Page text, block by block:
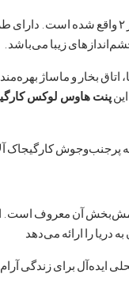
پنت هاوس لوکس
پرجنب‌وجوش کارگیجاک
را ارائه می‌دهد
ایده‌آل برای زندگی